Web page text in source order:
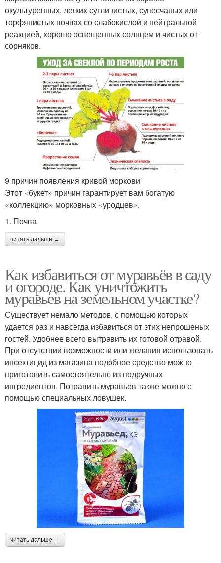
окультуренных, легких суглинистых, супесчаных или
торфянистых почвах со слабокислой и нейтральной
реакцией, хорошо освещенных солнцем и чистых от
сорняков.
9 причин появления кривой моркови
Этот «букет» причин гарантирует вам богатую
«коллекцию» морковных «уродцев».
1. Почва
читать дальше →
Как избавиться от муравьёв в саду
и огороде. Как уничтожить
муравьев на земельном участке?
Существует немало методов, с помощью которых
удается раз и навсегда избавиться от этих непрошеных
гостей. Удобнее всего вытравить их готовой отравой.
При отсутствии возможности или желания использовать
инсектицид из магазина подобное средство можно
приготовить самостоятельно из подручных
ингредиентов. Потравить муравьев также можно с
помощью специальных ловушек.
читать дальше →